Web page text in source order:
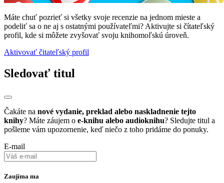
Máte chuť pozrieť si všetky svoje recenzie na jednom mieste a
podeliť sa o ne aj s ostatnými používateľmi? Aktivujte si čítateľský
profil, kde si môžete zvyšovať svoju knihomoľskú úroveň.
Aktivovať čitateľský profil
Sledovať titul
Čakáte na nové vydanie, preklad alebo naskladnenie tejto
knihy? Máte záujem o e-knihu alebo audioknihu? Sledujte titul a
pošleme vám upozornenie, keď niečo z toho pridáme do ponuky.
E-mail
Zaujíma ma